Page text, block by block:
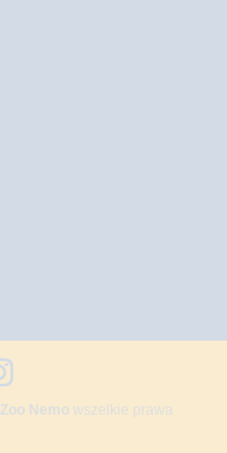
Zoo Nemowszelkie prawa